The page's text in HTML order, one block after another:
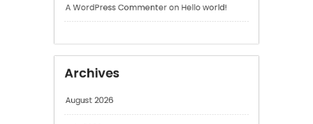
August 2026
July 2026